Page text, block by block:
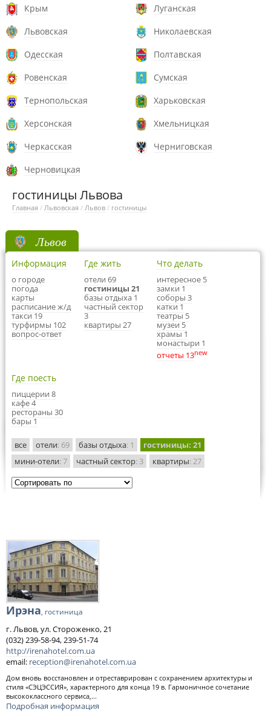
Крым
Луганская
Львовская
Николаевская
Одесская
Полтавская
Ровенская
Сумская
Тернопольская
Харьковская
Херсонская
Хмельницкая
Черкасская
Черниговская
Черновицкая
гостиницы Львова
Главная / Львовская / Львов / гостиницы
Львов
Информация
о городе
погода
карты
расписание ж/д
такси 19
турфирмы 102
вопрос-ответ
Где жить
отели 69
гостиницы 21
базы отдыха 1
частный сектор
3
квартиры 27
Что делать
интересное 5
замки 1
соборы 3
катки 1
театры 5
музеи 5
храмы 1
монастыри 1
отчеты 13new
Где поесть
пиццерии 8
кафе 4
рестораны 30
бары 1
все отели: 69 базы отдыха: 1 гостиницы: 21
мини-отели: 7 частный сектор: 3 квартиры: 27
Ирэна, гостиница
г. Львов, ул. Стороженко, 21
(032) 239-58-94, 239-51-74
http://irenahotel.com.ua
email: reception@irenahotel.com.ua
Дом вновь восстановлен и отреставрирован с сохранением архитектуры и
стиля «СЭЦЭССИЯ», характерного для конца 19 в. Гармоничное сочетание
высококлассного сервиса,...
Подробная информация